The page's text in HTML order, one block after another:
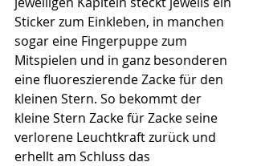
Sticker zum Einkleben, in manchen
sogar eine Fingerpuppe zum
Mitspielen und in ganz besonderen
eine fluoreszierende Zacke für den
kleinen Stern. So bekommt der
kleine Stern Zacke für Zacke seine
verlorene Leuchtkraft zurück und
erhellt am Schluss das